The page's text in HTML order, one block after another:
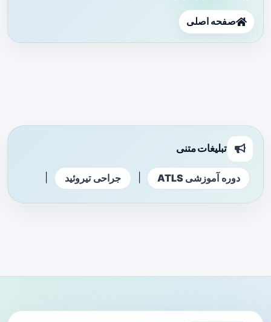
صفحه اصلی
تبلیغات متنی
دوره آموزشی ATLS جراحی تیروئید